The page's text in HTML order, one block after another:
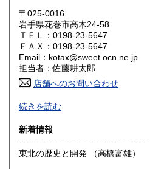
岡山県
山口県 600円
香川県
高知県 600円
佐賀県
熊本県 600円
〒025-0016
岩手県花巻市高木24-58
ＴＥＬ：0198-23-5647
ＦＡＸ：0198-23-5647
Email：kotax@sweet.ocn.ne.jp
担当者：佐藤耕太郎
店舗へのお問い合わせ
Mizuho Shobo Since 2012 書誌
史料などを取り扱っております。
を主としておりますので事務所と
Ｅメール又はＦＡＸでお願い致し
続きを読む
新着情報
東北の歴史と開発 （高橋富雄）